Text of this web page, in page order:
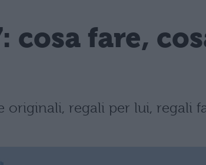
cosa fare,
regali per lui, regali